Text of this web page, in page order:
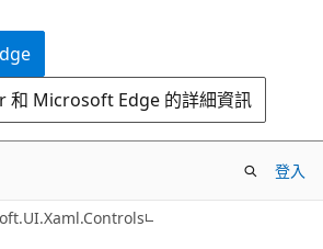
Microsoft Edge 的詳細資訊
登入